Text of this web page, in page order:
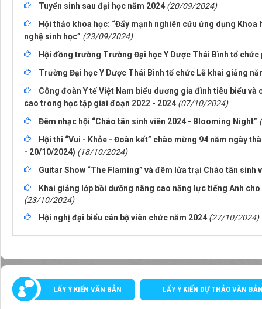
Tuyển sinh sau đại học năm 2024 (20/09/2024)
Hội thảo khoa học: “Đẩy mạnh nghiên cứu ứng dụng
nghệ sinh học” (23/09/2024)
Hội đồng trường Trường Đại học Y Dược Thái Bình tổ chức
Trường Đại học Y Dược Thái Bình tổ chức Lễ khai giảng
Công đoàn Y tế Việt Nam biểu dương gia đình tiêu biểu
cao trong học tập giai đoạn 2022 - 2024 (07/10/2024)
Đêm nhạc hội “Chào tân sinh viên 2024 - Blooming Night”
Hội thi “Vui - Khỏe - Đoàn kết” chào mừng 94 năm ngày
- 20/10/2024) (18/10/2024)
Guitar Show “The Flaming” và đêm lửa trại Chào tân sinh
Khai giảng lớp bồi dưỡng nâng cao năng lực tiếng Anh
(23/10/2024)
Hội nghị đại biểu cán bộ viên chức năm 2024 (27/10/2024)
LẤY Ý KIẾN VĂN BẢN LẤY Ý KIẾN DỰ THẢO VĂN